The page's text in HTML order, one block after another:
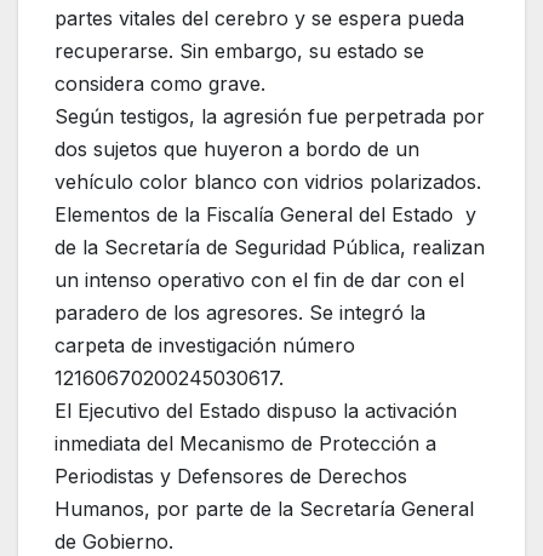
partes vitales del cerebro y se espera pueda
recuperarse. Sin embargo, su estado se
considera como grave.
Según testigos, la agresión fue perpetrada por
dos sujetos que huyeron a bordo de un
vehículo color blanco con vidrios polarizados.
Elementos de la Fiscalía General del Estado y
de la Secretaría de Seguridad Pública, realizan
un intenso operativo con el fin de dar con el
paradero de los agresores. Se integró la
carpeta de investigación número
12160670200245030617.
El Ejecutivo del Estado dispuso la activación
inmediata del Mecanismo de Protección a
Periodistas y Defensores de Derechos
Humanos, por parte de la Secretaría General
de Gobierno.